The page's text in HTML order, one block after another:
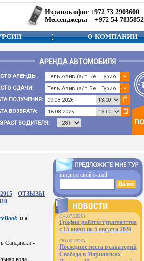
Израиль офис +972 73 2903600
Мессенджеры +972 54 7835852
О КОМПАНИИ
АРЕНДА АВТОМОБИЛЯ
АРЕНДЫ:
СДАЧИ:
ПОЛУЧЕНИЯ:
ВОЗВРАТА:
ВОДИТЕЛЯ:
ОТЗЫВЫ
и в
Сандански -
вода,
введите свой e-mail
(14.07.2026)
График работы турагентства
с 15 июля по 5 августа 2026
(20.06.2026)
Последние места в санаторий
Свобода в Марианских